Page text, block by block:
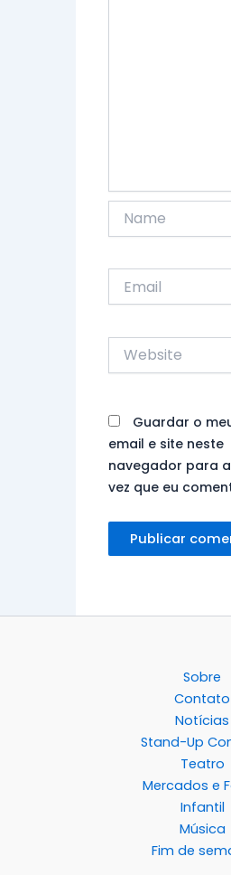
Website
Guardar o
email e site neste
navegador para
vez que eu
Sobre
Contato
Notícias
Stand-Up
Teatro
Mercados e
Infantil
Música
Fim de